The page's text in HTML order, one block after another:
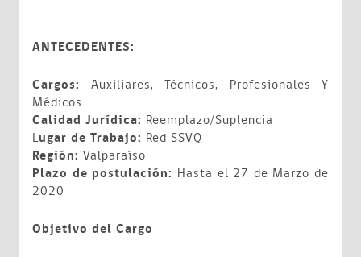
ANTECEDENTES:
Cargos: Auxiliares, Técnicos, Profesionales Y
Médicos.
Calidad Jurídica: Reemplazo/Suplencia
Lugar de Trabajo: Red SSVQ
Región: Valparaíso
Plazo de postulación: Hasta el 27 de Marzo de
2020
Objetivo del Cargo